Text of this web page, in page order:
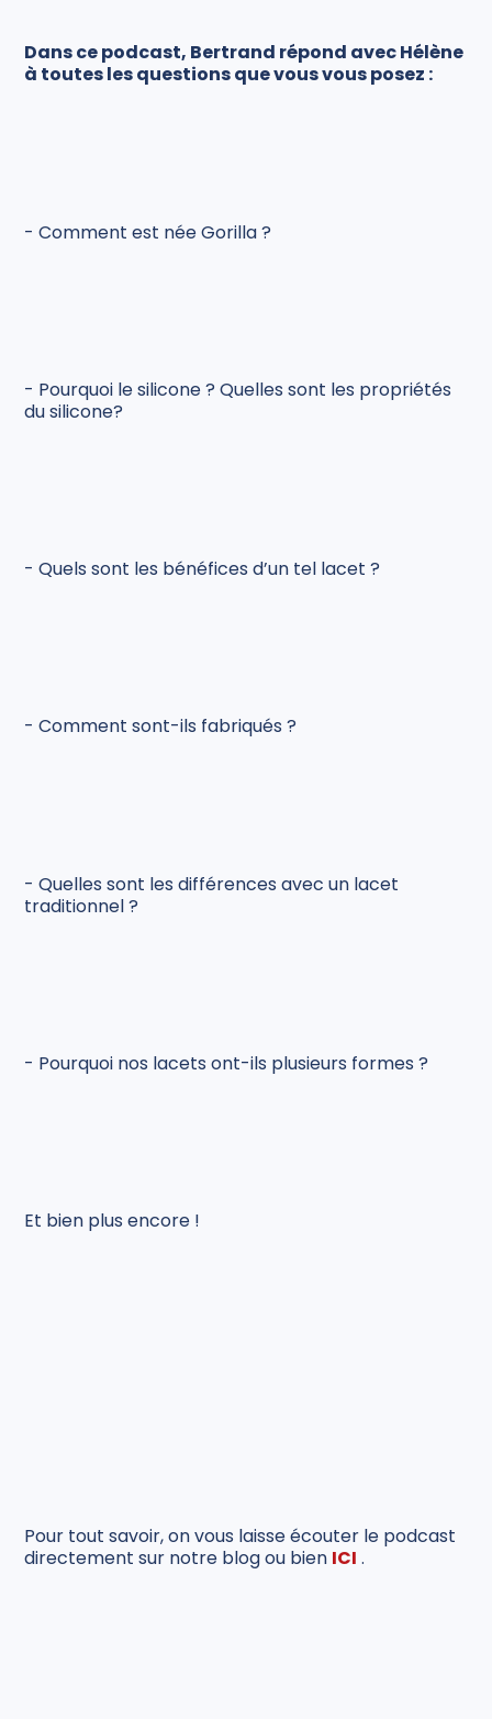
Dans ce podcast, Bertrand répond avec Hélène
à toutes les questions que vous vous posez :
- Comment est née Gorilla ?
- Pourquoi le silicone ? Quelles sont les propriétés
du silicone?
- Quels sont les bénéfices d’un tel lacet ?
- Comment sont-ils fabriqués ?
- Quelles sont les différences avec un lacet
traditionnel ?
- Pourquoi nos lacets ont-ils plusieurs formes ?
Et bien plus encore !
Pour tout savoir, on vous laisse écouter le podcast
directement sur notre blog ou bien ICI .